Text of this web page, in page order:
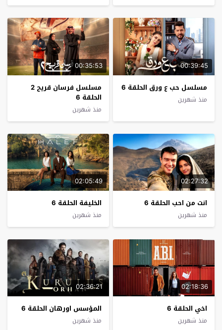
00:39:45
مسلسل حب ع ورق الحلقة 6
منذ شهرين
00:35:53
مسلسل فرسان قريح 2
الحلقة 6
منذ شهرين
02:27:32
انت من احب الحلقة 6
منذ شهرين
02:05:49
الخليفة الحلقة 6
منذ شهرين
02:18:36
اخي الحلقة 6
منذ شهرين
02:36:21
المؤسس اورهان الحلقة 6
منذ شهرين